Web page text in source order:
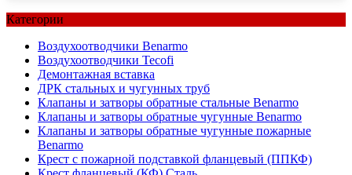
Категории
Воздухоотводчики Benarmo
Воздухоотводчики Tecofi
Демонтажная вставка
ДРК стальных и чугунных труб
Клапаны и затворы обратные стальные Benarmo
Клапаны и затворы обратные чугунные Benarmo
Клапаны и затворы обратные чугунные пожарные
Benarmo
Крест с пожарной подставкой фланцевый (ППКФ)